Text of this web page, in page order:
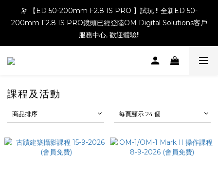
🔭 【ED 50-200mm F2.8 IS PRO 】試玩 !! 全新ED 50-
200mm F2.8 IS PRO鏡頭已經登陸OM Digital Solutions客戶
服務中心, 歡迎體驗!!
課程及活動
商品排序 每頁顯示 24 個